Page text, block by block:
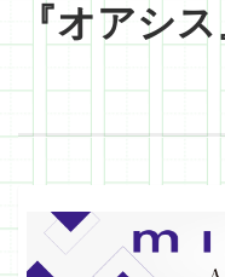
『オアシ